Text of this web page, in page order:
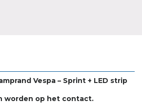
Vespa – Sprint + LED strip
worden op het contact.